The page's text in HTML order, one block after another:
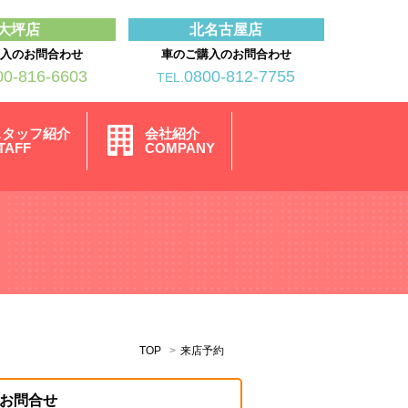
坪店
のお問合わせ
816-6603
北名古屋店
車のご購入のお問合わせ
TEL.0800-812-7755
ッフ紹介
会社紹介
COMPANY
TOP 来店予約
お問合せ